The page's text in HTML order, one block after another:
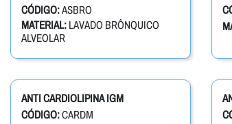
CÓDIGO:ASBRO
MATERIAL: LAVADO BRÔNQUICO
ALVEOLAR
ANTI CARDIOLIPINA IGM
CÓDIGO:CARDM